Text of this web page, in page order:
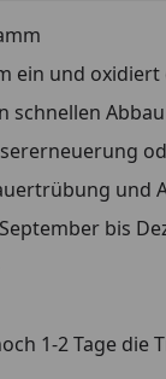
ein und oxidiert
schnellen Abbau
und
bis
1-2 Tage die